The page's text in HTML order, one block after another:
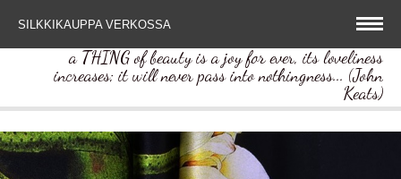
SILKKIKAUPPA VERKOSSA
a THING of beauty is a joy for ever, its loveliness
increases; it will never pass into nothingness... (John
Keats)